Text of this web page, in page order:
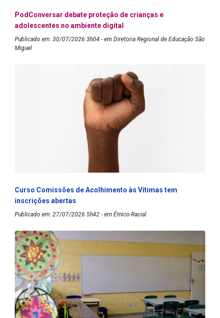
PodConversar debate proteção de crianças e
adolescentes no ambiente digital
Publicado em: 30/07/2026 3h04 - em Diretoria Regional de Educação São
Miguel
Curso Comissões de Acolhimento às Vítimas tem
inscrições abertas
Publicado em: 27/07/2026 5h42 - em Étnico-Racial